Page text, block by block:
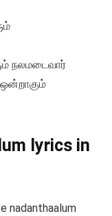
நலமடைவார்
lyrics in
nadanthaalum